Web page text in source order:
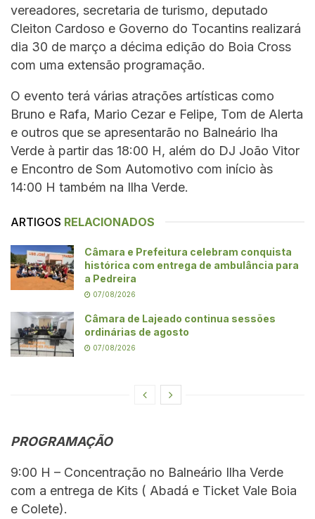
vereadores, secretaria de turismo, deputado
Cleiton Cardoso e Governo do Tocantins realizará
dia 30 de março a décima edição do Boia Cross
com uma extensão programação.
O evento terá várias atrações artísticas como
Bruno e Rafa, Mario Cezar e Felipe, Tom de Alerta
e outros que se apresentarão no Balneário Iha
Verde à partir das 18:00 H, além do DJ João Vitor
e Encontro de Som Automotivo com início às
14:00 H também na Ilha Verde.
ARTIGOS RELACIONADOS
Câmara e Prefeitura celebram conquista
histórica com entrega de ambulância para
a Pedreira
07/08/2026
Câmara de Lajeado continua sessões
ordinárias de agosto
07/08/2026
PROGRAMAÇÃO
9:00 H – Concentração no Balneário Ilha Verde
com a entrega de Kits ( Abadá e Ticket Vale Boia
e Colete).